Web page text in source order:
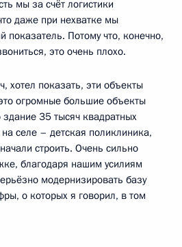
мы за счёт логистики
даже при нехватке мы
показатель. Потому что, конечно,
это очень плохо.
хотел показать, эти объекты
огромные большие объекты
здание 35 тысяч квадратных
селе – детская поликлиника,
строить. Очень сильно
благодаря нашим усилиям
модернизировать базу
о которых я говорил, в том